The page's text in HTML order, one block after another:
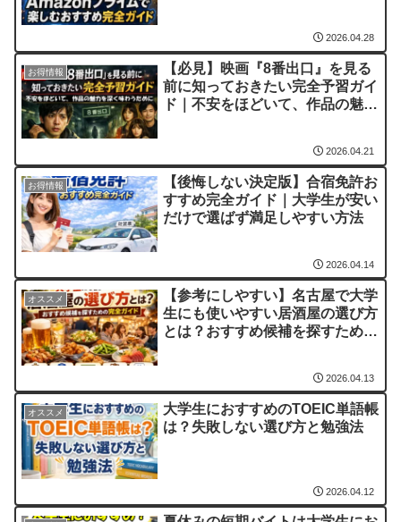
2026.04.28
お得情報
【必見】映画『8番出口』を見る
前に知っておきたい完全予習ガイ
ド｜不安をほどいて、作品の魅力
2026.04.21
お得情報
【後悔しない決定版】合宿免許お
すすめ完全ガイド｜大学生が安い
だけで選ばず満足しやすい方法
2026.04.14
オススメ
【参考にしやすい】名古屋で大学
生にも使いやすい居酒屋の選び方
とは？おすすめ候補を探すための
2026.04.13
オススメ
大学生におすすめのTOEIC単語帳
は？失敗しない選び方と勉強法
2026.04.12